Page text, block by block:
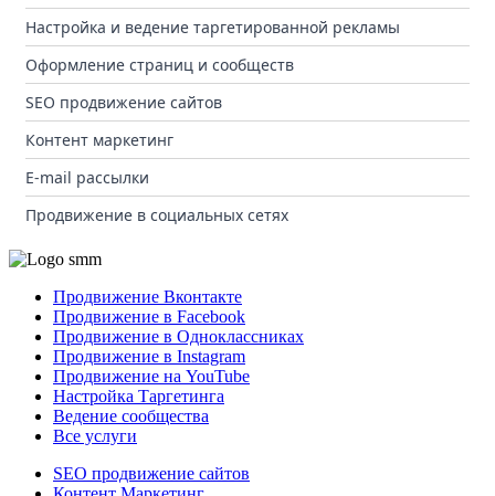
Настройка и ведение таргетированной рекламы
Оформление страниц и сообществ
SEO продвижение сайтов
Контент маркетинг
E-mail рассылки
Продвижение в социальных сетях
Продвижение Вконтакте
Продвижение в Facebook
Продвижение в Одноклассниках
Продвижение в Instagram
Продвижение на YouTube
Настройка Таргетинга
Ведение сообщества
Все услуги
SEO продвижение сайтов